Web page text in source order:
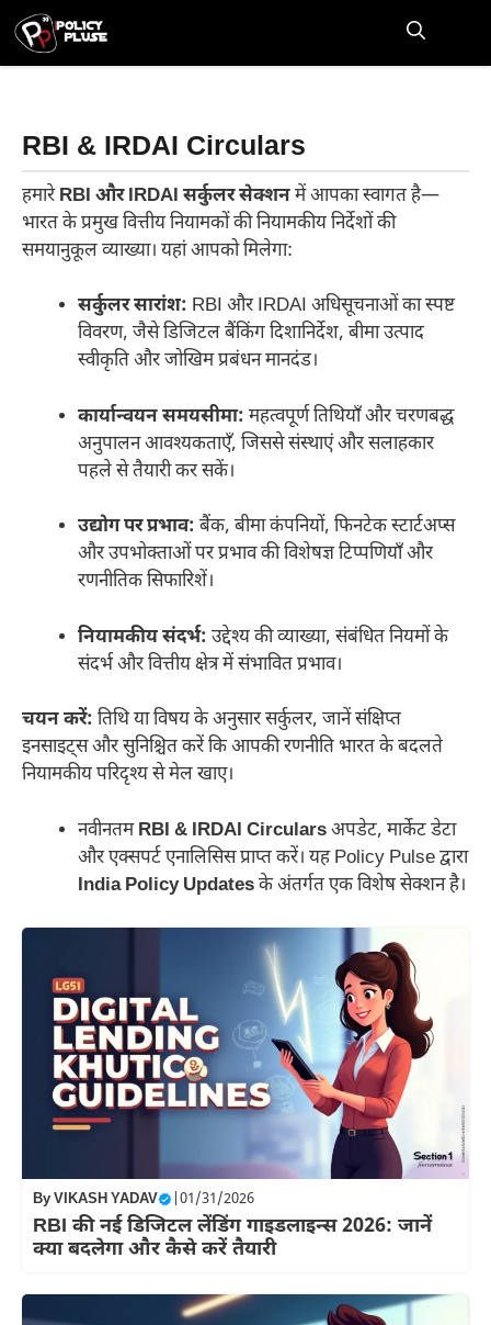
Skip
content
RBI & IRDAI Circulars
हमारेRBI और IRDAI सर्कुलर सेक्शनमें आपका स्वागत है—
भारत के प्रमुख वित्तीय नियामकों की नियामकीय निर्देशों की
समयानुकूल व्याख्या। यहां आपको मिलेगा:
सर्कुलर सारांश: RBI और IRDAI अधिसूचनाओं का स्पष्ट
विवरण, जैसे डिजिटल बैंकिंग दिशानिर्देश, बीमा उत्पाद
स्वीकृति और जोखिम प्रबंधन मानदंड।
कार्यान्वयन समयसीमा: महत्वपूर्ण तिथियाँ और चरणबद्ध
अनुपालन आवश्यकताएँ, जिससे संस्थाएं और सलाहकार
पहले से तैयारी कर सकें।
उद्योग पर प्रभाव: बैंक, बीमा कंपनियों, फिनटेक स्टार्टअप्स
और उपभोक्ताओं पर प्रभाव की विशेषज्ञ टिप्पणियाँ और
रणनीतिक सिफारिशें।
नियामकीय संदर्भ: उद्देश्य की व्याख्या, संबंधित नियमों के
संदर्भ और वित्तीय क्षेत्र में संभावित प्रभाव।
चयन करें: तिथि या विषय के अनुसार सर्कुलर, जानें संक्षिप्त
इनसाइट्स और सुनिश्चित करें कि आपकी रणनीति भारत के बदलते
नियामकीय परिदृश्य से मेल खाए।
नवीनतमRBI & IRDAI Circularsअपडेट, मार्केट डेटा
और एक्सपर्ट एनालिसिस प्राप्त करें। यह Policy Pulse द्वारा
India Policy Updatesके अंतर्गत एक विशेष सेक्शन है।
ByVIKASH YADAV 01/31/2026
RBI की नई डिजिटल लेंडिंग गाइडलाइन्स 2026: जानें
क्या बदलेगा और कैसे करें तैयारी